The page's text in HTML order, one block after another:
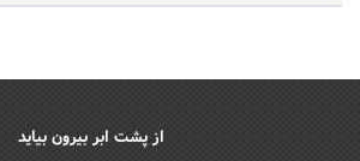
از پشت ابر بیرون بیاید